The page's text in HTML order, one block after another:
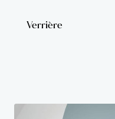
Verrière